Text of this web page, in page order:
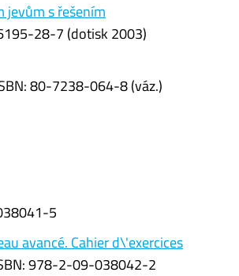
jevům s řešením
28-7 (dotisk 2003)
80-7238-064-8 (váz.)
5
avancé. Cahier d\'exercices
978-2-09-038042-2